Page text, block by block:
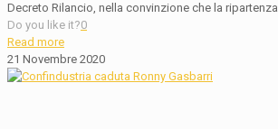
Decreto Rilancio, nella convinzione che la ripartenza
Do you like it?0
Read more
21 Novembre 2020